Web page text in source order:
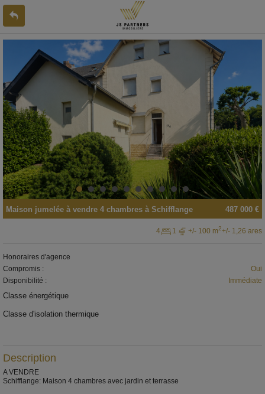
487 000 €
Maison jumelée à vendre 4 chambres à Schifflange
4 1 +/- 100 m2+/- 1,26 ares
Honoraires d'agence
Compromis :
Oui
Disponibilité :
Immédiate
Classe énergétique
Classe d'isolation thermique
Description
A VENDRE
Schifflange: Maison 4 chambres avec jardin et terrasse